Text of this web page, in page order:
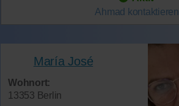
Ahmad
kontaktieren
María José
Wohnort:
13353 Berlin